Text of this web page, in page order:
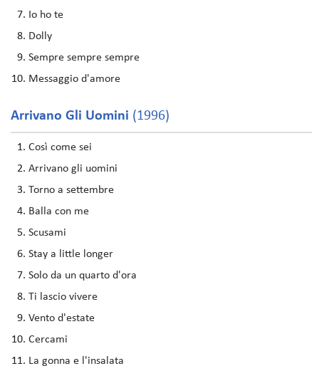
Io ho te
Dolly
Sempre sempre sempre
Messaggio d'amore
Arrivano Gli Uomini (1996)
Così come sei
Arrivano gli uomini
Torno a settembre
Balla con me
Scusami
Stay a little longer
Solo da un quarto d'ora
Ti lascio vivere
Vento d'estate
Cercami
La gonna e l'insalata